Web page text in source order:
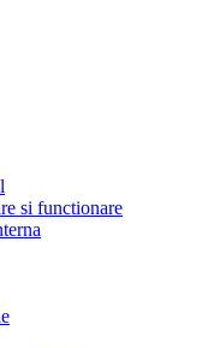
si functionare